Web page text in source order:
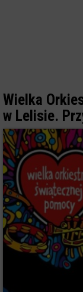
Wielka
w Lelisie.